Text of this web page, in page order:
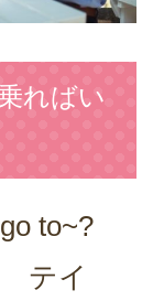
ればい
to~?
テイ